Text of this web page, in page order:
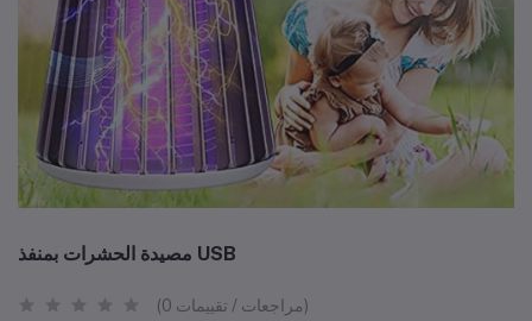
مصيدة الحشرات بمنفذ USB
(0 مراجعات / تقييمات)